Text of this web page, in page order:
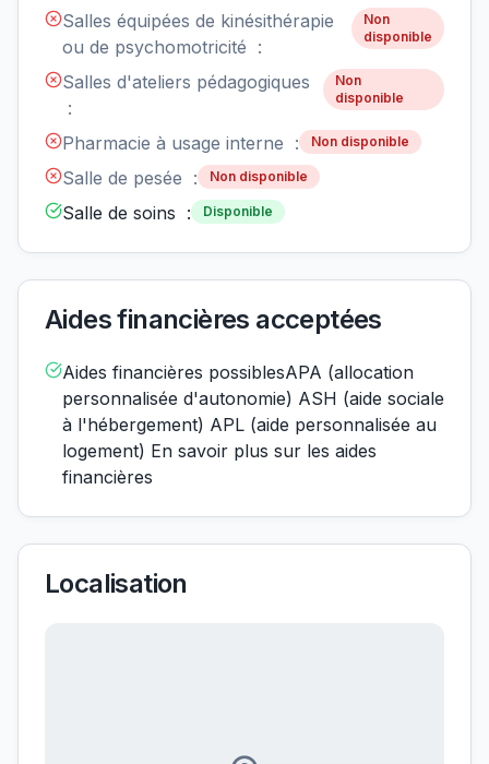
Salles équipées de kinésithérapie
ou de psychomotricité :
Non
disponible
Salles d'ateliers pédagogiques
:
Non
disponible
Pharmacie à usage interne : Non disponible
Salle de pesée : Non disponible
Salle de soins : Disponible
Aides financières acceptées
Aides financières possiblesAPA (allocation
personnalisée d'autonomie) ASH (aide sociale
à l'hébergement) APL (aide personnalisée au
logement) En savoir plus sur les aides
financières
Localisation